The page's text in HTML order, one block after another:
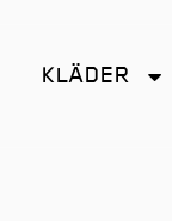
KLÄDER